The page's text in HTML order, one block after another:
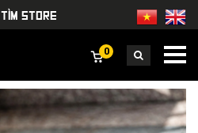
TÌm Store
0